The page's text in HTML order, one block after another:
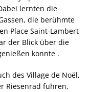
lernten die
die berühmte
Place Saint-Lambert
der Blick über die
konnte .
des Village de Noël,
Riesenrad fuhren,